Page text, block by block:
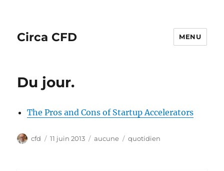
Circa CFD MENU
Du jour.
The Pros and Cons of Startup Accelerators
Auteur
cfd
Publié
11 juin 2013 Catégories
aucune Étiquettes
quotidien